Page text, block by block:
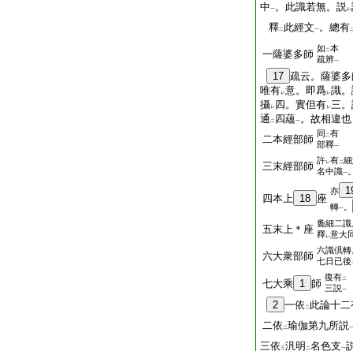
中一。此識若無。説レ
釋二 此經文一。總有
一薩婆多師 如 二本
疏辨一
17 疏云。薩婆
唯有レ意。即爲レ識
攝レ四。實但有レ三
通 二 四蘊一。故相違也
二本經部師 同 二有
部釋一
三末經部師 許レ有二
名中識一
四本上 18 座
亦
轉一 。
五末上＊座 麁細二
釋レ意大
六大衆部師 六識倶
七日已後
七大乘 1 師
復有二
三説一
2 一依 二 此論十
二依 二瑜伽第九所説一
三依三汎明 二名色支一